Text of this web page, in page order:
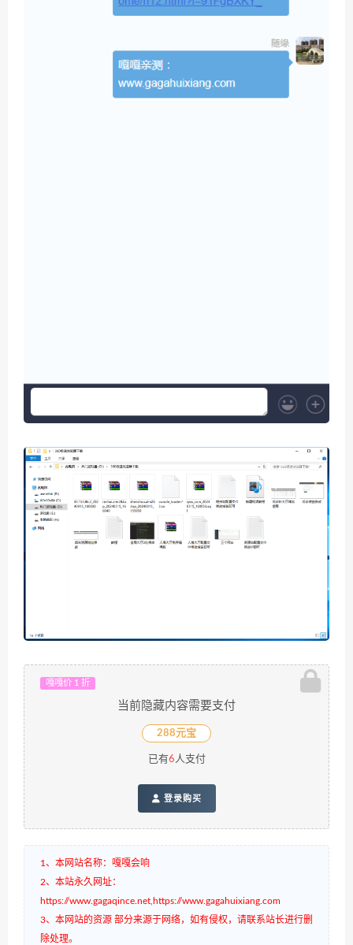
嘎嘎价 1 折
当前隐藏内容需要支付
288元宝
已有6人支付
登录购买
1、本网站名称：嘎嘎会响
2、本站永久网址：
https://www.gagaqince.net,https://www.gagahuixiang.com
3、本网站的资源 部分来源于网络，如有侵权，请联系站长进行删
除处理。